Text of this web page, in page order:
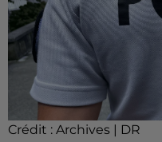
Crédit : Archives | DR